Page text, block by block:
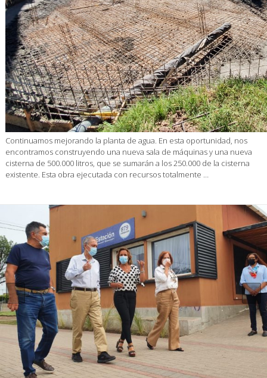
Continuamos mejorando la planta de agua. En esta oportunidad, nos
encontramos construyendo una nueva sala de máquinas y una nueva
cisterna de 500.000 litros, que se sumarán a los 250.000 de la cisterna
existente. Esta obra ejecutada con recursos totalmente …